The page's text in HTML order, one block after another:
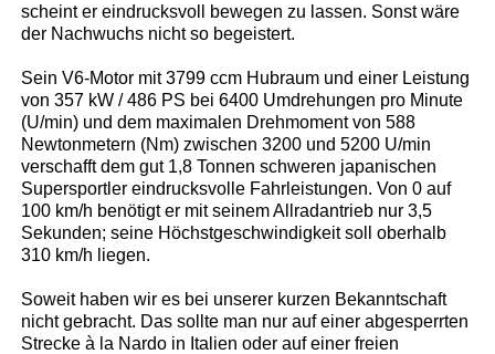
scheint er eindrucksvoll bewegen zu lassen. Sonst wäre
der Nachwuchs nicht so begeistert.
Sein V6-Motor mit 3799 ccm Hubraum und einer Leistung
von 357 kW / 486 PS bei 6400 Umdrehungen pro Minute
(U/min) und dem maximalen Drehmoment von 588
Newtonmetern (Nm) zwischen 3200 und 5200 U/min
verschafft dem gut 1,8 Tonnen schweren japanischen
Supersportler eindrucksvolle Fahrleistungen. Von 0 auf
100 km/h benötigt er mit seinem Allradantrieb nur 3,5
Sekunden; seine Höchstgeschwindigkeit soll oberhalb
310 km/h liegen.
Soweit haben wir es bei unserer kurzen Bekanntschaft
nicht gebracht. Das sollte man nur auf einer abgesperrten
Strecke à la Nardo in Italien oder auf einer freien